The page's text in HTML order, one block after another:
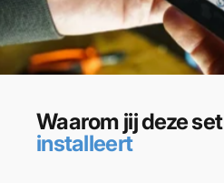
Waarom jij deze set
installeert